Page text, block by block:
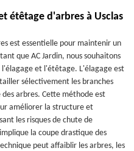
étêtage d'arbres à Usclas
est essentielle pour maintenir un
que AC Jardin, nous souhaitons
et l'étêtage. L'élagage est
sélectivement les branches
arbres. Cette méthode est
améliorer la structure et
les risques de chute de
la coupe drastique des
peut affaiblir les arbres, les